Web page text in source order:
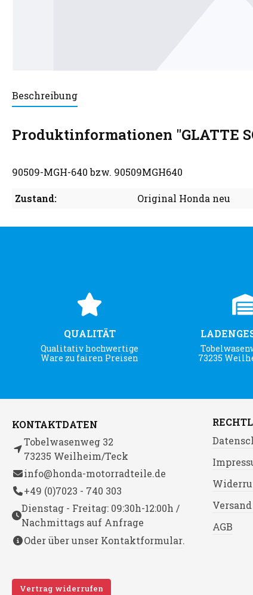
Beschreibung
Produktinformationen "GLATTE
90509-MGH-640 bzw. 90509MGH640
Zustand: Original Honda neu
QUALITÄT
Qualitativ hochwertige
Ware zu fairen Preisen
73235
KONTAKTDATEN
Tobelwasenweg 32
73235 Weilheim/Teck
info@honda-motorradteile.de
+49 (0)7023 - 740 303
Dienstag - Freitag: 09:30h-12:00h /
Nachmittags auf Anfrage
Oder über unser Kontaktformular.
Vertrag widerrufen
AGB